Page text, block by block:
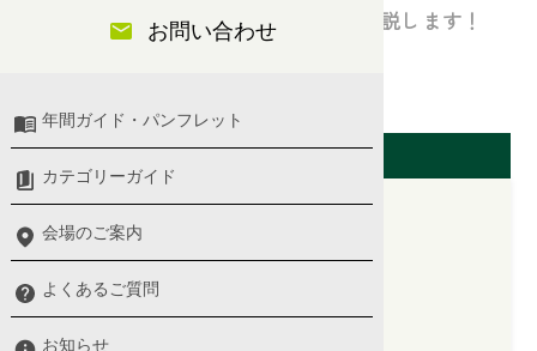
お問い合わせ
年間ガイド・パンフレット
カテゴリーガイド
会場のご案内
よくあるご質問
お知らせ
「フォーム」「レポート」について解説します！
開催日（東京会場）
2026/08/25(火)